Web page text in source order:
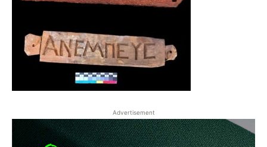
Advertisement